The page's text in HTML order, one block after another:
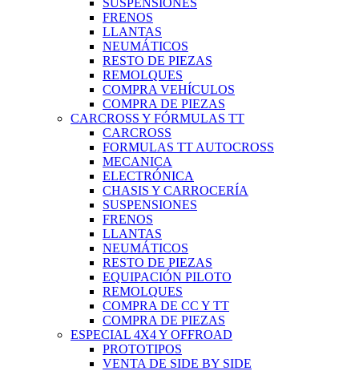
SUSPENSIONES
FRENOS
LLANTAS
NEUMÁTICOS
RESTO DE PIEZAS
REMOLQUES
COMPRA VEHÍCULOS
COMPRA DE PIEZAS
CARCROSS Y FÓRMULAS TT
CARCROSS
FORMULAS TT AUTOCROSS
MECANICA
ELECTRÓNICA
CHASIS Y CARROCERÍA
SUSPENSIONES
FRENOS
LLANTAS
NEUMÁTICOS
RESTO DE PIEZAS
EQUIPACIÓN PILOTO
REMOLQUES
COMPRA DE CC Y TT
COMPRA DE PIEZAS
ESPECIAL 4X4 Y OFFROAD
PROTOTIPOS
VENTA DE SIDE BY SIDE